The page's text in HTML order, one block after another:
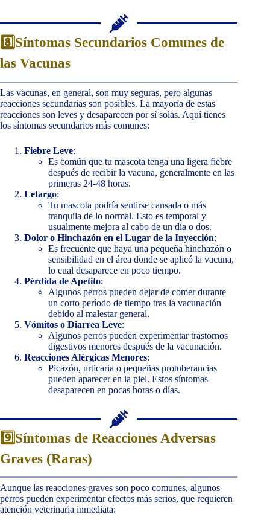
8️⃣Síntomas Secundarios Comunes de
las Vacunas
Las vacunas, en general, son muy seguras, pero algunas
reacciones secundarias son posibles. La mayoría de estas
reacciones son leves y desaparecen por sí solas. Aquí tienes
los síntomas secundarios más comunes:
Fiebre Leve:
Es común que tu mascota tenga una ligera fiebre
después de recibir la vacuna, generalmente en las
primeras 24-48 horas.
Letargo:
Tu mascota podría sentirse cansada o más
tranquila de lo normal. Esto es temporal y
usualmente mejora al cabo de un día o dos.
Dolor o Hinchazón en el Lugar de la Inyección:
Es frecuente que haya una pequeña hinchazón o
sensibilidad en el área donde se aplicó la vacuna,
lo cual desaparece en poco tiempo.
Pérdida de Apetito:
Algunos perros pueden dejar de comer durante
un corto período de tiempo tras la vacunación
debido al malestar general.
Vómitos o Diarrea Leve:
Algunos perros pueden experimentar trastornos
digestivos menores después de la vacunación.
Reacciones Alérgicas Menores:
Picazón, urticaria o pequeñas protuberancias
pueden aparecer en la piel. Estos síntomas
desaparecen en pocas horas o días.
9️⃣Síntomas de Reacciones Adversas
Graves (Raras)
Aunque las reacciones graves son poco comunes, algunos
perros pueden experimentar efectos más serios, que requieren
atención veterinaria inmediata: